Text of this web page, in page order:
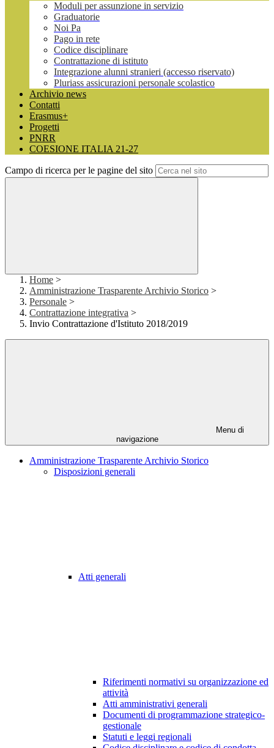
Moduli per assunzione in servizio
Graduatorie
Noi Pa
Pago in rete
Codice disciplinare
Contrattazione di istituto
Integrazione alunni stranieri (accesso riservato)
Pluriass assicurazioni personale scolastico
Archivio news
Contatti
Erasmus+
Progetti
PNRR
COESIONE ITALIA 21-27
Campo di ricerca per le pagine del sito
Home >
Amministrazione Trasparente Archivio Storico >
Personale >
Contrattazione integrativa >
Invio Contrattazione d'Istituto 2018/2019
Menu di
navigazione
Amministrazione Trasparente Archivio Storico
Disposizioni generali
Atti generali
Riferimenti normativi su organizzazione ed
attività
Atti amministrativi generali
Documenti di programmazione strategico-
gestionale
Statuti e leggi regionali